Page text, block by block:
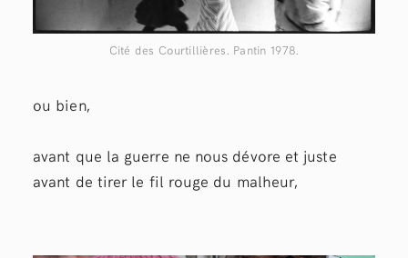
Cité des Courtillières. Pantin 1978.
ou bien,
avant que la guerre ne nous dévore et juste
avant de tirer le fil rouge du malheur,